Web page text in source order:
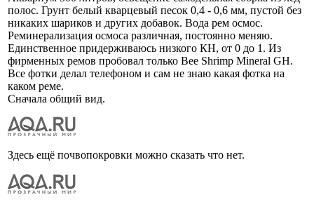
полос. Грунт белый кварцевый песок 0,4 - 0,6 мм, пустой без
никаких шариков и других добавок. Вода рем осмос.
Реминерализация осмоса различная, постоянно меняю.
Единственное придерживаюсь низкого КН, от 0 до 1. Из
фирменных ремов пробовал только Bee Shrimp Mineral GH.
Все фотки делал телефоном и сам не знаю какая фотка на
каком реме.
Сначала общий вид.
Здесь ещё почвопокровки можно сказать что нет.